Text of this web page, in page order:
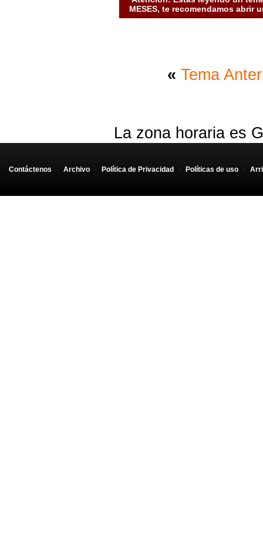
MESES, te recomendamos abrir
« Tema
La zona horaria es
Contáctenos - Archivo - Política de Privacidad - Políticas de uso -